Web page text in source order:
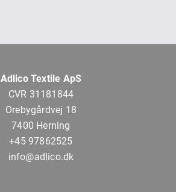
Adlico Textile ApS
CVR 31181844
Orebygårdvej 18
7400 Herning
+45 97862525
info@adlico.dk